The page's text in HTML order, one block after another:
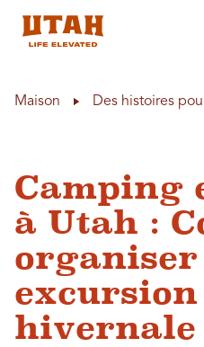
Maison Des histoires
Camping
à Utah :
organiser
excursion
hivernale